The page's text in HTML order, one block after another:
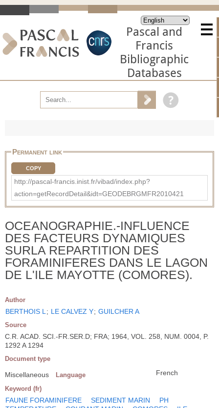
Pascal and
Francis
Bibliographic
Databases
Permanent link
COPY
http://pascal-francis.inist.fr/vibad/index.php?
action=getRecordDetail&idt=GEODEBRGMFR2010421
OCEANOGRAPHIE.-INFLUENCE
DES FACTEURS DYNAMIQUES
SURLA REPARTITION DES
FORAMINIFERES DANS LE LAGON
DE L'ILE MAYOTTE (COMORES).
Author
BERTHOIS L ; LE CALVEZ Y; GUILCHER A
Source
C.R. ACAD. SCI.-FR.SER.D; FRA; 1964, VOL. 258, NUM. 0004, P.
1292 A 1294
Document type
Miscellaneous Language French
Keyword (fr)
FAUNE FORAMINIFERE SEDIMENT MARIN
PH